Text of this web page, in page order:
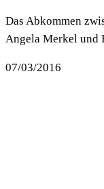
Das Abkommen
Angela Merkel und
07/03/2016